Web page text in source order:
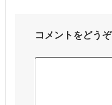
コメントをどうぞ